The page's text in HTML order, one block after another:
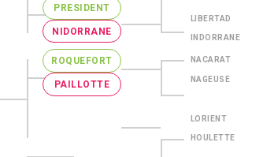
PRESIDENT
NIDORRANE
ROQUEFORT
PAILLOTTE
LIBERTAD
INDORRANE
NACARAT
NAGEUSE
LORIENT
HOULETTE